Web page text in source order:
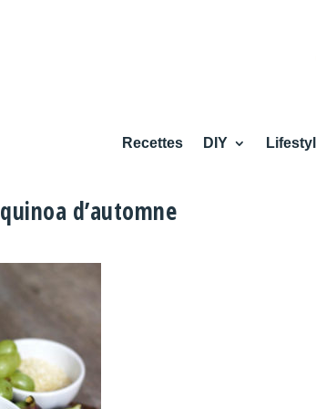
Recettes DIY
d’automne